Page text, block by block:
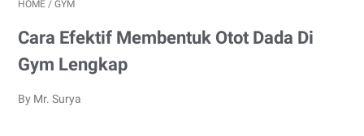
HOME / GYM
Cara Efektif Membentuk Otot Dada Di
Gym Lengkap
By Mr. Surya